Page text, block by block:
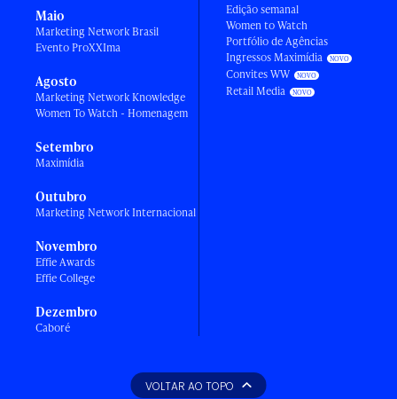
Maio
Marketing Network Brasil
Evento ProXXIma
Agosto
Marketing Network Knowledge
Women To Watch - Homenagem
Setembro
Maximídia
Outubro
Marketing Network Internacional
Novembro
Effie Awards
Effie College
Dezembro
Caboré
Edição semanal
Women to Watch
Portfólio de Agências
Ingressos Maximídia
Convites WW
Retail Media
VOLTAR AO TOPO